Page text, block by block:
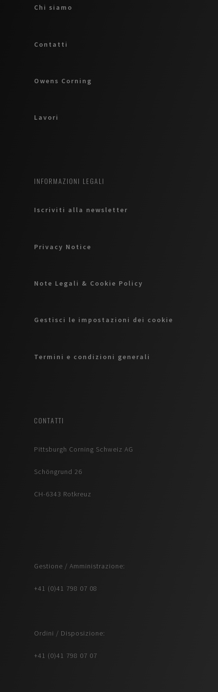
Chi siamo
Contatti
Owens Corning
Lavori
INFORMAZIONI LEGALI
Iscriviti alla newsletter
Privacy Notice
Note Legali & Cookie Policy
Gestisci le impostazioni dei cookie
Termini e condizioni generali
CONTATTI
Pittsburgh Corning Schweiz AG
Schöngrund 26
CH-6343 Rotkreuz
Gestione / Amministrazione:
+41 (0)41 798 07 08
Ordini / Disposizione:
+41 (0)41 798 07 07